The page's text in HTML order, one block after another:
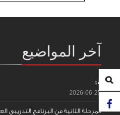
آخر المواضيع
55
2026-06-25
المرحلة الثانية من البرنامج التدريبي